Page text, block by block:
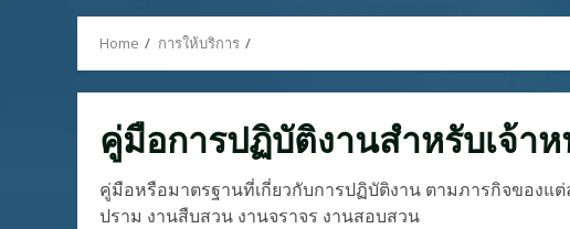
Home การให้บริการ
คู่มือการปฏิบัติงานสำหรับเจ้า
คู่มือหรือมาตรฐานที่เกี่ยวกับการปฏิบัติงาน ตามภารกิจของแ
ปราม งานสืบสวน งานจราจร งานสอบสวน